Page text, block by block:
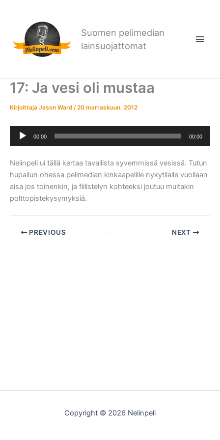
Suomen pelimedian
lainsuojattomat
17: Ja vesi oli mustaa
Kirjoittaja Jason Ward /20 marraskuun, 2012
Äänitoistin
00:00 00:00
Nelinpeli ui tällä kertaa tavallista syvemmissä vesissä. Tutun
hupailun ohessa pelimedian kinkaapelille nykytilalle vuollaan
aisa jos toinenkin, ja fiilistelyn kohteeksi joutuu muitakin
polttopistekysymyksiä.
PREVIOUS NEXT
Copyright © 2026 Nelinpeli